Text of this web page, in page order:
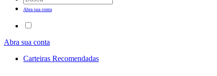
Abra sua conta
Abra sua conta
Carteiras Recomendadas